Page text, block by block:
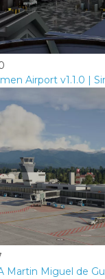
Airport v1.1.0 |
Martin Miguel de